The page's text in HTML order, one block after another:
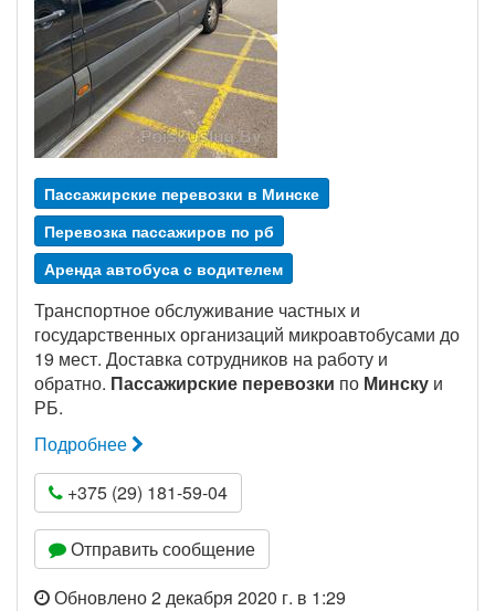
Пассажирские перевозки в Минске
Перевозка пассажиров по рб
Аренда автобуса с водителем
Транспортное обслуживание частных и
государственных организаций микроавтобусами до
19 мест. Доставка сотрудников на работу и
обратно. Пассажирские перевозки по Минску и
РБ.
Подробнее
+375 (29) 181-59-04
Отправить сообщение
Обновлено 2 декабря 2020 г. в 1:29